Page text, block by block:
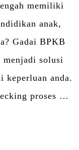
memiliki
anak,
Gadai BPKB
solusi
keperluan anda.
proses …